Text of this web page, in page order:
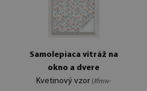
Samolepiaca vitráž na
okno a dvere
Kvetinový vzor (#fmw-